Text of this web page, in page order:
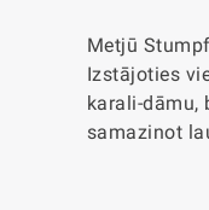
Metjū
Izstājoties
karali-dāmu,
samazinot